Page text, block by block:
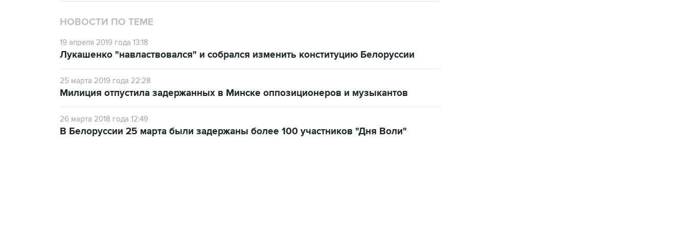
НОВОСТИ ПО ТЕМЕ
19 апреля 2019 года 13:18
Лукашенко "навластвовался" и собрался изменить конституцию Белоруссии
25 марта 2019 года 22:28
Милиция отпустила задержанных в Минске оппозиционеров и музыкантов
26 марта 2018 года 12:49
В Белоруссии 25 марта были задержаны более 100 участников "Дня Воли"